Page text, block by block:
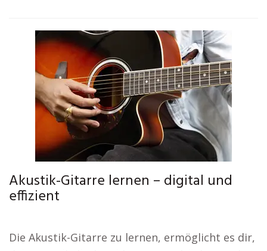
Akustik-Gitarre lernen – digital und
effizient
Die Akustik-Gitarre zu lernen, ermöglicht es dir,